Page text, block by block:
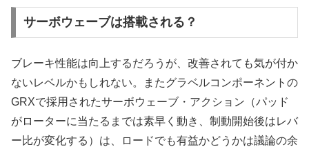
サーボウェーブは搭載される？
ブレーキ性能は向上するだろうが、改善されても気が付か
ないレベルかもしれない。またグラベルコンポーネントの
GRXで採用されたサーボウェーブ・アクション（パッド
がローターに当たるまでは素早く動き、制動開始後はレバ
ー比が変化する）は、ロードでも有益かどうかは議論の余